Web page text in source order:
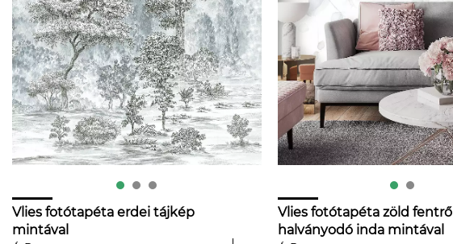
Vlies fotótapéta erdei tájkép
mintával
Vlies fotótapéta zöld fentről
halványodó inda mintával